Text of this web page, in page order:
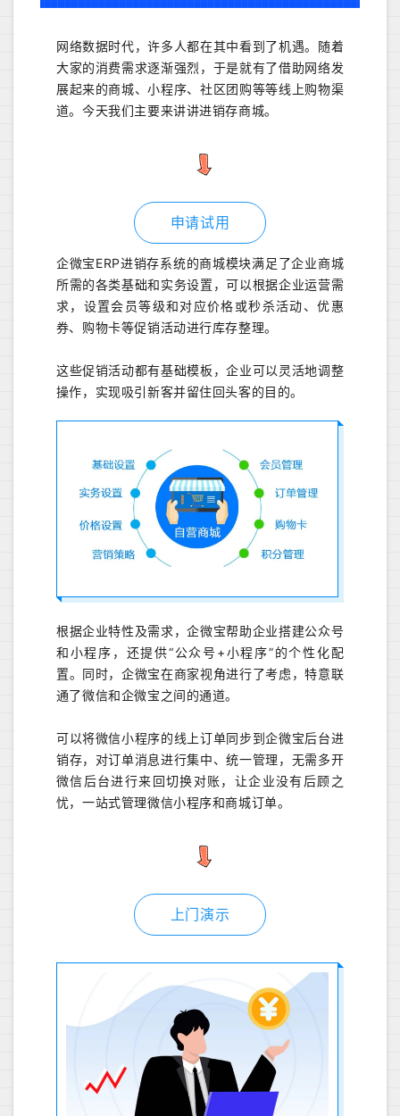
网络数据时代，许多人都在其中看到了机遇。随着
大家的消费需求逐渐强烈，于是就有了借助网络发
展起来的商城、小程序、社区团购等等线上购物渠
道。今天我们主要来讲讲进销存商城。
申请试用
企微宝ERP进销存系统的商城模块满足了企业商城
所需的各类基础和实务设置，可以根据企业运营需
求，设置会员等级和对应价格或秒杀活动、优惠
券、购物卡等促销活动进行库存整理。
这些促销活动都有基础模板，企业可以灵活地调整
操作，实现吸引新客并留住回头客的目的。
根据企业特性及需求，企微宝帮助企业搭建公众号
和小程序，还提供“公众号+小程序”的个性化配
置。同时，企微宝在商家视角进行了考虑，特意联
通了微信和企微宝之间的通道。
可以将微信小程序的线上订单同步到企微宝后台进
销存，对订单消息进行集中、统一管理，无需多开
微信后台进行来回切换对账，让企业没有后顾之
忧，一站式管理微信小程序和商城订单。
上门演示